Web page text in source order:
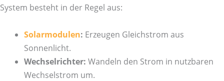
System besteht in der Regel aus:
Solarmodulen: Erzeugen Gleichstrom aus
Sonnenlicht.
Wechselrichter: Wandeln den Strom in nutzbaren
Wechselstrom um.